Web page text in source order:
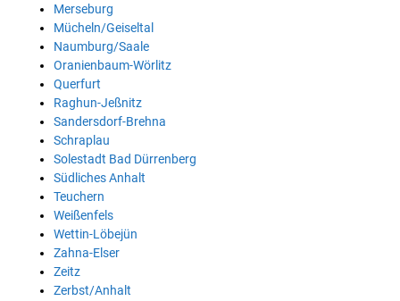
Merseburg
Mücheln/Geiseltal
Naumburg/Saale
Oranienbaum-Wörlitz
Querfurt
Raghun-Jeßnitz
Sandersdorf-Brehna
Schraplau
Solestadt Bad Dürrenberg
Südliches Anhalt
Teuchern
Weißenfels
Wettin-Löbejün
Zahna-Elser
Zeitz
Zerbst/Anhalt